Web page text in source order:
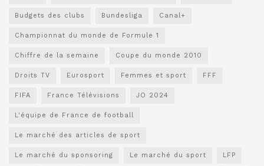
Budgets des clubs Bundesliga Canal+
Championnat du monde de Formule 1
Chiffre de la semaine Coupe du monde 2010
Droits TV Eurosport Femmes et sport FFF
FIFA France Télévisions JO 2024
L'équipe de France de football
Le marché des articles de sport
Le marché du sponsoring Le marché du sport LFP